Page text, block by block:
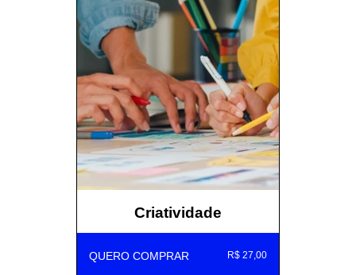
Criatividade
QUERO COMPRAR R$ 27,00